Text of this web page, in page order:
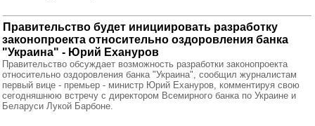
Правительство будет инициировать разработку
законопроекта относительно оздоровления банка
"Украина" - Юрий Ехануров
Правительство обсуждает возможность разработки законопроекта
относительно оздоровления банка "Украина", сообщил журналистам
первый вице - премьер - министр Юрий Ехануров, комментируя свою
сегодняшнюю встречу с директором Всемирного банка по Украине и
Беларуси Лукой Барбоне.